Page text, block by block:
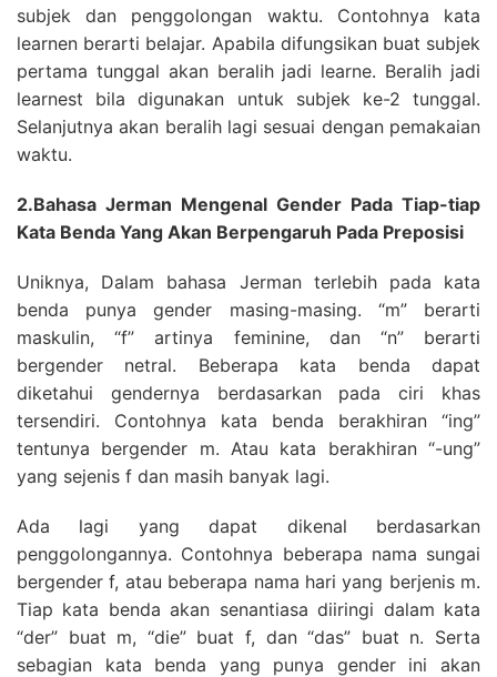
subjek dan penggolongan waktu. Contohnya kata
learnen berarti belajar. Apabila difungsikan buat subjek
pertama tunggal akan beralih jadi learne. Beralih jadi
learnest bila digunakan untuk subjek ke-2 tunggal.
Selanjutnya akan beralih lagi sesuai dengan pemakaian
waktu.
2.Bahasa Jerman Mengenal Gender Pada Tiap-tiap
Kata Benda Yang Akan Berpengaruh Pada Preposisi
Uniknya, Dalam bahasa Jerman terlebih pada kata
benda punya gender masing-masing. “m” berarti
maskulin, “f” artinya feminine, dan “n” berarti
bergender netral. Beberapa kata benda dapat
diketahui gendernya berdasarkan pada ciri khas
tersendiri. Contohnya kata benda berakhiran “ing”
tentunya bergender m. Atau kata berakhiran “-ung”
yang sejenis f dan masih banyak lagi.
Ada lagi yang dapat dikenal berdasarkan
penggolongannya. Contohnya beberapa nama sungai
bergender f, atau beberapa nama hari yang berjenis m.
Tiap kata benda akan senantiasa diiringi dalam kata
“der” buat m, “die” buat f, dan “das” buat n. Serta
sebagian kata benda yang punya gender ini akan